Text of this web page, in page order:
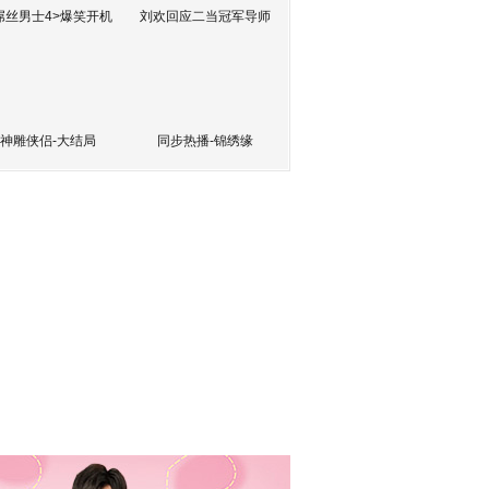
丝男士4>爆笑开机 刘欢回应二当冠军导师
神雕侠侣-大结局 同步热播-锦绣缘